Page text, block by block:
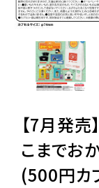
【7月発売
こまでお
(500円カ